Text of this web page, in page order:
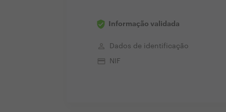
Informação validada
perm_identity Dados de identificação
credit_card NIF